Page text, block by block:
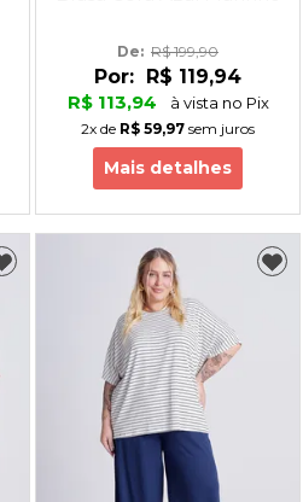
De: R$ 199,90
Por:
R$ 119,94
R$ 113,94
à vista no Pix
2x de R$ 59,97 sem juros
Mais detalhes